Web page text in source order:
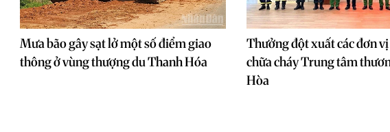
Mưa bão gây sạt lở một số điểm giao
thông ở vùng thượng du Thanh Hóa
Thưởng đột xuất các đơn
chữa cháy Trung tâm
Hòa